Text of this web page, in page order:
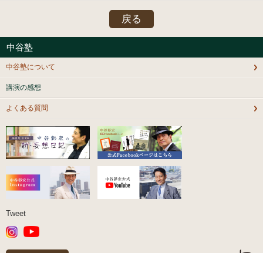
戻る
中谷塾
中谷塾について
講演の感想
よくある質問
Tweet